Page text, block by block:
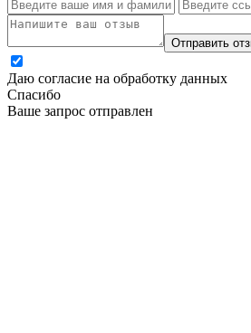
Отправить
Даю согласие на обработку данных
Спасибо
Ваше запрос отправлен